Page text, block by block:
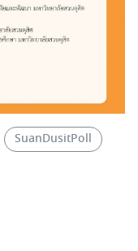
SuanDusitPoll